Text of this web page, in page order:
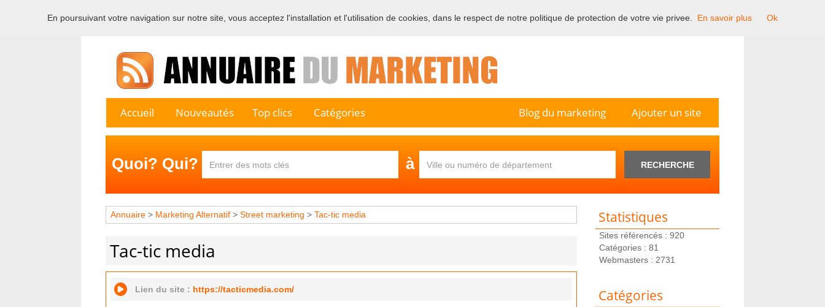
Bienvenue sur l'annuaire professionnel du marketing et de la communication en France.
Accueil Nouveautés Top clics Catégories Ajouter un site
Blog du marketing
Quoi? Qui? à RECHERCHE
Statistiques
Sites référencés : 920
Catégories : 81
Webmasters : 2731
Catégories
Annuaire > Marketing Alternatif > Street marketing > Tac-tic media
Tac-tic media
Lien du site : https://tacticmedia.com/
En poursuivant votre navigation sur notre site, vous acceptez l'installation et l'utilisation de cookies, dans le respect de notre politique de protection de votre vie privee. En savoir plus Ok